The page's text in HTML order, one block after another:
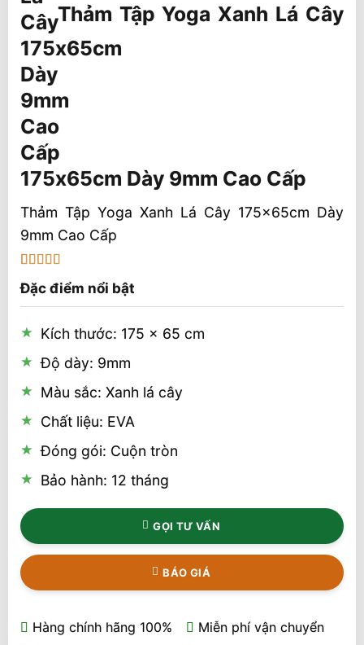
Thảm Tập Yoga Xanh Lá Cây
175x65cm Dày 9mm Cao Cấp
Thảm Tập Yoga Xanh Lá Cây 175x65cm Dày
9mm Cao Cấp
trên 5 dựa
trênđánh
giá
Đặc điểm nổi bật
Kích thước: 175 x 65 cm
Độ dày: 9mm
Màu sắc: Xanh lá cây
Chất liệu: EVA
Đóng gói: Cuộn tròn
Bảo hành: 12 tháng
GỌI TƯ VẤN
BÁO GIÁ
Hàng chính hãng 100%
Miễn phí vận chuyển